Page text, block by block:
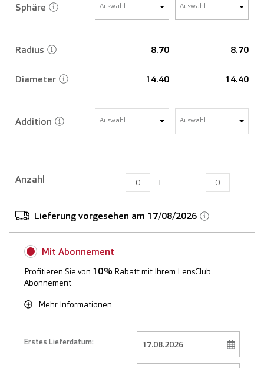
Sphäre Auswahl Auswahl
Radius 8.70 8.70
Diameter 14.40 14.40
Addition Auswahl Auswahl
Anzahl
Lieferung vorgesehen am 17/08/2026
Mit Abonnement
Profitieren Sie von 10% Rabatt mit Ihrem LensClub
Abonnement.
Mehr Informationen
Erstes Lieferdatum: